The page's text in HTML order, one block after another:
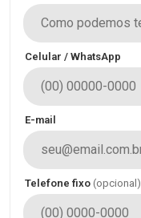
Celular / WhatsApp
E-mail
Telefone fixo (opcional)